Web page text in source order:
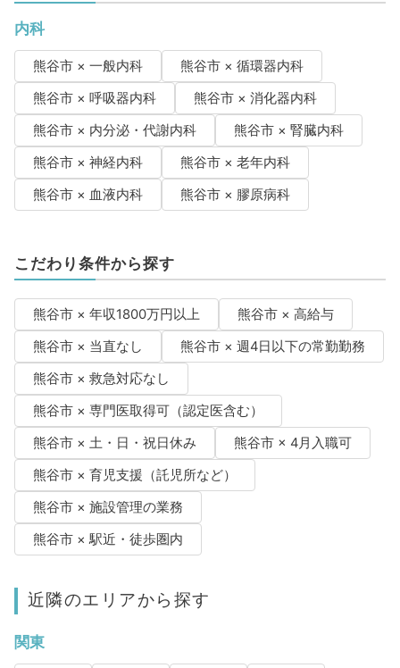
内科
熊谷市 × 一般内科
熊谷市 × 循環器内科
熊谷市 × 呼吸器内科
熊谷市 × 消化器内科
熊谷市 × 内分泌・代謝内科
熊谷市 × 腎臓内科
熊谷市 × 神経内科
熊谷市 × 老年内科
熊谷市 × 血液内科
熊谷市 × 膠原病科
こだわり条件から探す
熊谷市 × 年収1800万円以上
熊谷市 × 高給与
熊谷市 × 当直なし
熊谷市 × 週4日以下の常勤勤務
熊谷市 × 救急対応なし
熊谷市 × 専門医取得可（認定医含む）
熊谷市 × 土・日・祝日休み
熊谷市 × 4月入職可
熊谷市 × 育児支援（託児所など）
熊谷市 × 施設管理の業務
熊谷市 × 駅近・徒歩圏内
近隣のエリアから探す
関東